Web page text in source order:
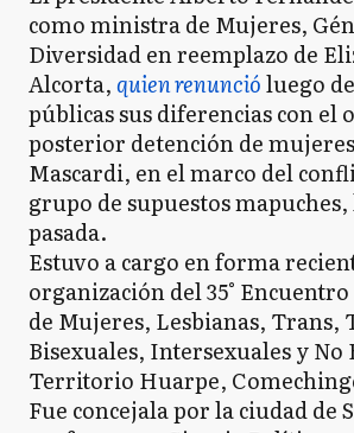
como ministra de Mujeres,
Diversidad en reemplazo de
Alcorta,quien renuncióluego
públicas sus diferencias con el
posterior detención de
Mascardi, en el marco del
grupo de supuestos
pasada.
Estuvo a cargo en forma
organización del 35°
de Mujeres, Lesbianas, Trans,
Bisexuales, Intersexuales y No
Territorio Huarpe,
Fue concejala por la ciudad de